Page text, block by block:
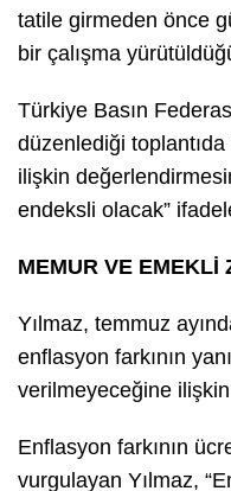
tatile girmeden önce
bir çalışma
Türkiye Basın
düzenlediği
ilişkin
endeksli olacak”
MEMUR VE EMEKLİ
Yılmaz, temmuz
enflasyon farkının
verilmeyeceğine ilişkin
Enflasyon farkının
vurgulayan Yılmaz,